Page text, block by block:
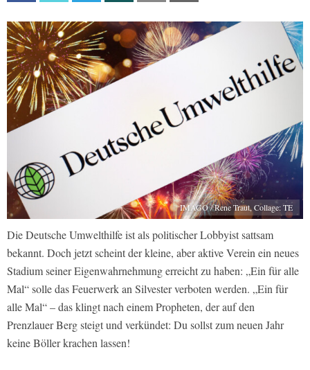
IMAGO / Rene Traut, Collage: TE
Die Deutsche Umwelthilfe ist als politischer Lobbyist sattsam
bekannt. Doch jetzt scheint der kleine, aber aktive Verein ein neues
Stadium seiner Eigenwahrnehmung erreicht zu haben: „Ein für alle
Mal“ solle das Feuerwerk an Silvester verboten werden. „Ein für
alle Mal“ – das klingt nach einem Propheten, der auf den
Prenzlauer Berg steigt und verkündet: Du sollst zum neuen Jahr
keine Böller krachen lassen!